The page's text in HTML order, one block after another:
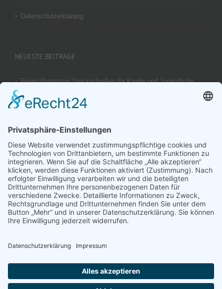
Datenschutzerklärung
NEUESTE BEITRÄGE
Ferien Programm Stockschießen für Kinder und Jugendliche
Brotzeit Turnier Stocksport zur Einweihung der Flutlichtanlage
am 18. September 2026
Offener Vereinspokal Stockschießen am So 13.09.2026 für
Gruppen Vereine und Familien
Jugend-Girgl – U14 – Turnier Stocksport Ausschreibung und
Startliste für 04. Juli
© Copyright 2017 -2026 | byTSV Stein - St.Georgen e.V.| All